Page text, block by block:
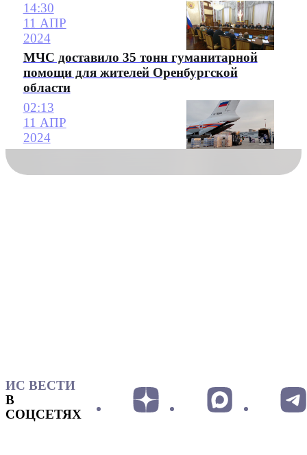
14:30
11 АПР
2024
МЧС доставило 35 тонн гуманитарной
помощи для жителей Оренбургской
области
02:13
11 АПР
2024
ИС ВЕСТИ
В
СОЦСЕТЯХ